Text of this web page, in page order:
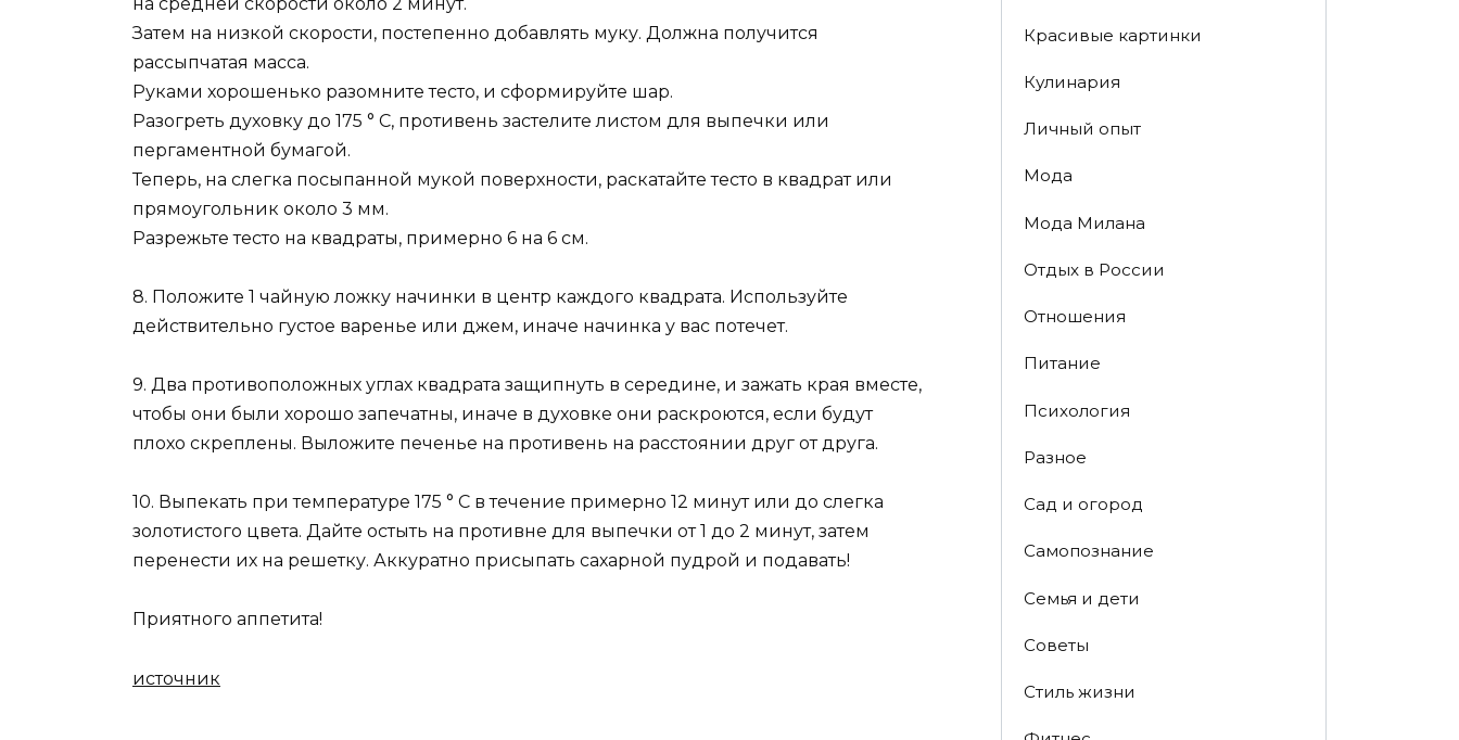
Затем на низкой скорости, постепенно добавлять муку. Должна получится
рассыпчатая масса.
Руками хорошенько разомните тесто, и сформируйте шар.
Разогреть духовку до 175 ° C, противень застелите листом для выпечки или
пергаментной бумагой.
Теперь, на слегка посыпанной мукой поверхности, раскатайте тесто в квадрат или
прямоугольник около 3 мм.
Разрежьте тесто на квадраты, примерно 6 на 6 см.
8. Положите 1 чайную ложку начинки в центр каждого квадрата. Используйте
действительно густое варенье или джем, иначе начинка у вас потечет.
9. Два противоположных углах квадрата защипнуть в середине, и зажать края вместе,
чтобы они были хорошо запечатны, иначе в духовке они раскроются, если будут
плохо скреплены. Выложите печенье на противень на расстоянии друг от друга.
10. Выпекать при температуре 175 ° C в течение примерно 12 минут или до слегка
золотистого цвета. Дайте остыть на противне для выпечки от 1 до 2 минут, затем
перенести их на решетку. Аккуратно присыпать сахарной пудрой и подавать!
Приятного аппетита!
источник
Красивые картинки
Кулинария
Личный опыт
Мода
Мода Милана
Отдых в России
Отношения
Питание
Психология
Разное
Сад и огород
Самопознание
Семья и дети
Советы
Стиль жизни